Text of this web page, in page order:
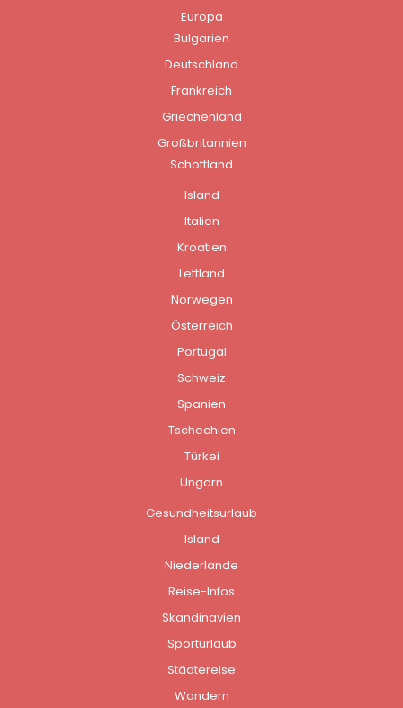
Europa
Bulgarien
Deutschland
Frankreich
Griechenland
Großbritannien
Schottland
Island
Italien
Kroatien
Lettland
Norwegen
Österreich
Portugal
Schweiz
Spanien
Tschechien
Türkei
Ungarn
Gesundheitsurlaub
Island
Niederlande
Reise-Infos
Skandinavien
Sporturlaub
Städtereise
Wandern